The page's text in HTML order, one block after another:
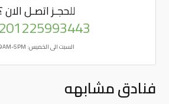
للحجـزاتصـل الان
السبت الى الخميس: 9AM-5PM
فنادق مشابهه